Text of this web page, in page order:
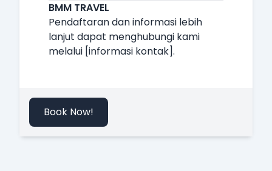
BMM TRAVEL
Pendaftaran dan informasi lebih
lanjut dapat menghubungi kami
melalui [informasi kontak].
Book Now!